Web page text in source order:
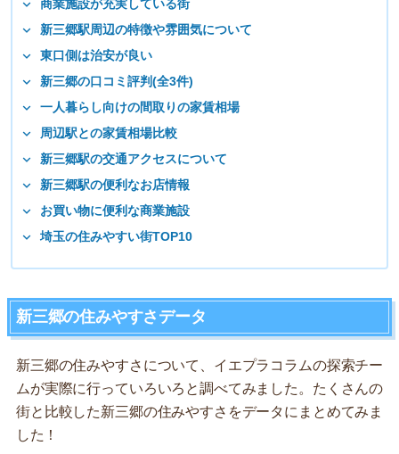
商業施設が充実している街
新三郷駅周辺の特徴や雰囲気について
東口側は治安が良い
新三郷の口コミ評判(全3件)
一人暮らし向けの間取りの家賃相場
周辺駅との家賃相場比較
新三郷駅の交通アクセスについて
新三郷駅の便利なお店情報
お買い物に便利な商業施設
埼玉の住みやすい街TOP10
新三郷の住みやすさデータ
新三郷の住みやすさについて、イエプラコラムの探索チー
ムが実際に行っていろいろと調べてみました。たくさんの
街と比較した新三郷の住みやすさをデータにまとめてみま
した！